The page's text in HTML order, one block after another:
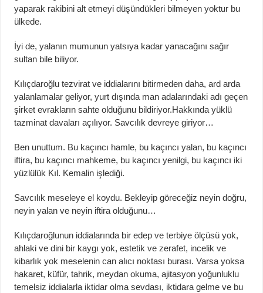
yaparak rakibini alt etmeyi düşündükleri bilmeyen yoktur bu
ülkede.
İyi de, yalanın mumunun yatsıya kadar yanacağını sağır
sultan bile biliyor.
Kılıçdaroğlu tezvirat ve iddialarını bitirmeden daha, ard arda
yalanlamalar geliyor, yurt dışında man adalarındaki adı geçen
şirket evrakların sahte olduğunu bildiriyor.Hakkında yüklü
tazminat davaları açılıyor. Savcılık devreye giriyor…
Ben unuttum. Bu kaçıncı hamle, bu kaçıncı yalan, bu kaçıncı
iftira, bu kaçıncı mahkeme, bu kaçıncı yenilgi, bu kaçıncı iki
yüzlülük Kıl. Kemalin işlediği.
Savcılık meseleye el koydu. Bekleyip göreceğiz neyin doğru,
neyin yalan ve neyin iftira olduğunu…
Kılıçdaroğlunun iddialarında bir edep ve terbiye ölçüsü yok,
ahlaki ve dini bir kaygı yok, estetik ve zerafet, incelik ve
kibarlık yok meselenin can alıcı noktası burası. Varsa yoksa
hakaret, küfür, tahrik, meydan okuma, ajitasyon yoğunluklu
temelsiz iddialarla iktidar olma sevdası, iktidara gelme ve bu